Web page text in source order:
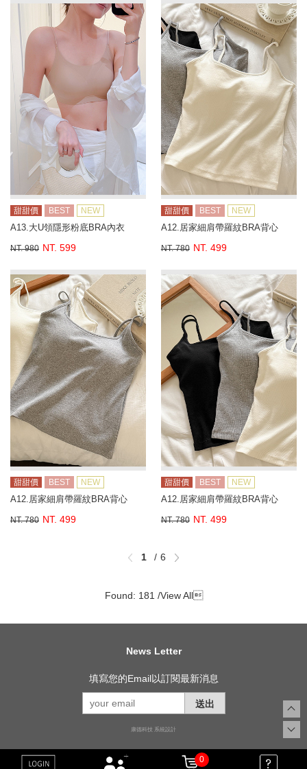
甜甜價 BEST NEW
A13.大U領隱形粉底BRA內衣
NT. 980 NT. 599
甜甜價 BEST NEW
A12.居家細肩帶羅紋BRA背心
NT. 780 NT. 499
甜甜價 BEST NEW
A12.居家細肩帶羅紋BRA背心
NT. 780 NT. 499
甜甜價 BEST NEW
A12.居家細肩帶羅紋BRA背心
NT. 780 NT. 499
1 6
Found: 181 /View All
News Letter
填寫您的Email以訂閱最新消息
送出
康德科技 系統設計
0